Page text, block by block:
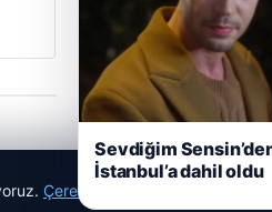
28/04/2026
Çerez Politikamız
Sevdiğim
İstanbul’a dahil oldu